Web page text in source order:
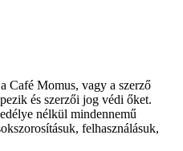
Café Momus, vagy a szerző
és szerzői jog védi őket.
nélkül mindennemű
felhasználásuk,